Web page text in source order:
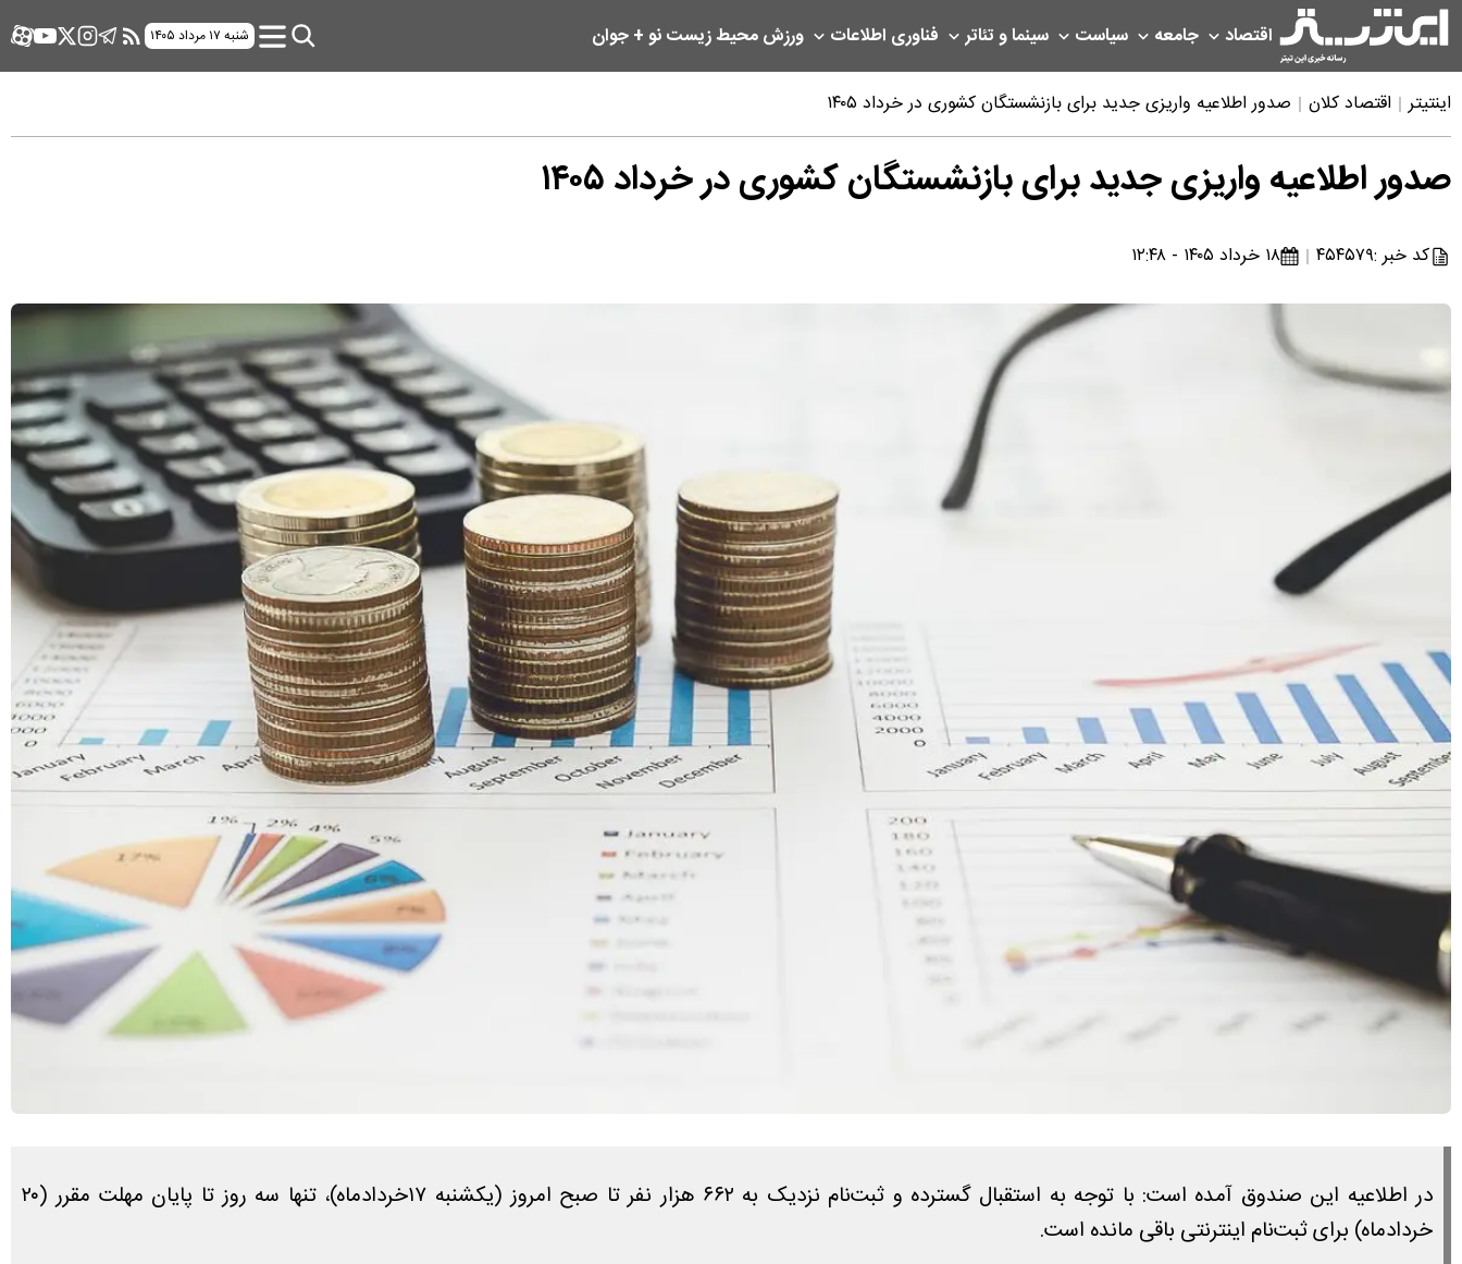
اقتصاد جامعه سیاست سینما و تئاتر فناوری اطلاعات ورزشمحیط زیستنو + جوان شنبه ۱۷ مرداد ۱۴۰۵
اینتیتر اقتصاد کلان صدور اطلاعیه واریزی جدید برای بازنشستگان کشوری در خرداد ۱۴۰۵
صدور اطلاعیه واریزی جدید برای بازنشستگان کشوری در خرداد ۱۴۰۵
کد خبر :۴۵۴۵۷۹ ۱۸ خرداد ۱۴۰۵ - ۱۲:۴۸
در اطلاعیه این صندوق آمده است: با توجه به استقبال گسترده و ثبت‌نام نزدیک به ۶۶۲ هزار نفر تا صبح امروز (یکشنبه ۱۷خردادماه)، تنها سه روز تا پایان مهلت مقرر (۲۰
خردادماه) برای ثبت‌نام اینترنتی باقی مانده است.